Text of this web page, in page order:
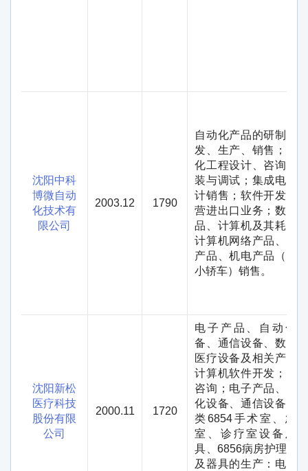
沈阳中科
博微自动
化技术有
限公司
2003.12 1790
自动化产品的研制、
发、生产、销售；自
化工程设计、咨询、
装与调试；集成电路
计销售；软件开发；
营进出口业务；数码
品、计算机及其耗材
计算机网络产品、办
产品、机电产品（不
小轿车）销售。
沈阳新松
医疗科技
股份有限
公司
2000.11 1720
电子产品、自动化
备、通信设备、数字
医疗设备及相关产品
计算机软件开发；科
咨询；电子产品、自
化设备、通信设备、
类6854手术室、急
室、诊疗室设备及
具、 6856病房护理设
及器具的生产：电子